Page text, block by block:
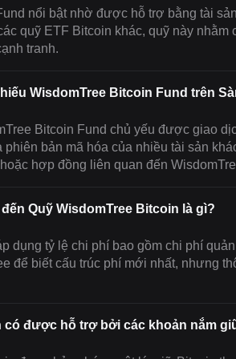
nổi bật nhờ được hỗ trợ bằng tài
quỹ ETF Bitcoin khác, quỹ này
tranh.
WisdomTree Bitcoin Fund trên
Bitcoin Fund chủ yếu được giao
bản mã hóa của nhiều tài sản
hợp đồng liên quan đến
Quỹ WisdomTree Bitcoin là gì?
dụng tỷ lệ chi phí bao gồm chi phí
để biết cấu trúc phí mới nhất, nhưng
có được hỗ trợ bởi các khoản nắm